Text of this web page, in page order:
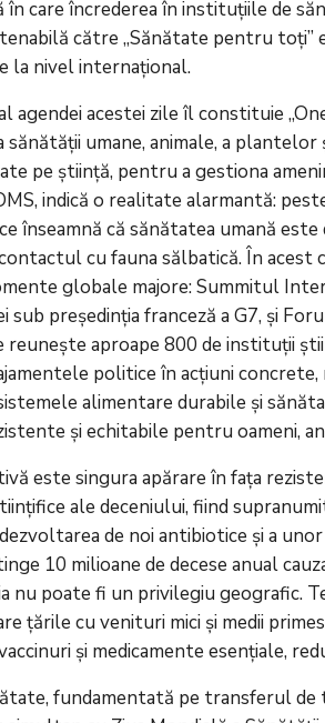
care încrederea în instituțiile de
către „Sănătate pentru toți”
la nivel internațional.
agendei acestei zile îl constituie
umane, animale, a
pe știință, pentru a gestiona
indică o realitate alarmantă:
înseamnă că sănătatea umană
cu fauna sălbatică. În
globale majore: Summitul
sub președinția franceză a G7, și
reunește aproape 800 de instituții
politice în acțiuni
alimentare durabile și
și echitabile pentru oameni,
este singura apărare în fața
ale deceniului, fiind
de noi antibiotice și a
10 milioane de decese anual
nu poate fi un privilegiu geografic.
țările cu venituri mici și medii
și medicamente esențiale,
fundamentată pe transferul